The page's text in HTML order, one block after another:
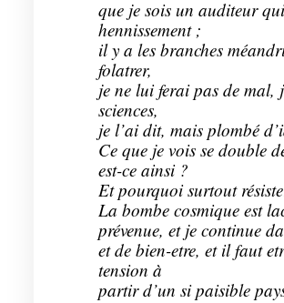
que je sois un auditeur
hennissement ;
il y a les branches
folatrer,
je ne lui ferai pas de mal,
sciences,
je l’ai dit, mais plombé
Ce que je vois se double
est-ce ainsi ?
Et pourquoi surtout
La bombe cosmique est
prévenue, et je continue
et de bien-etre, et il faut
tension à
partir d’un si paisible